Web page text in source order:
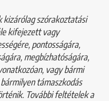
kizárólag szórakoztatási
kifejezett vagy
pontosságára,
megbízhatóságára,
vagy bármi
támaszkodás
További feltételek a